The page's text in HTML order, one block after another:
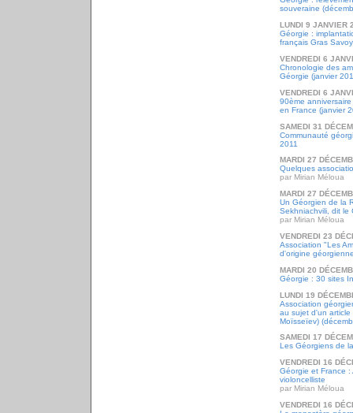
souveraine
LUNDI 9 JANVIER
Géorgie :
français Gras
VENDREDI 6
Chronologie des
Géorgie (janvier
VENDREDI 6
90ème
en France (janvier
SAMEDI 31
Communauté
2011
MARDI 27
Quelques
par Mirian Méloua
MARDI 27
Un Géorgien de la
Sekhniachvili, dit le
par Mirian Méloua
VENDREDI 23
Association "Les
d'origine
MARDI 20
Géorgie : 30 sites
LUNDI 19
Association
au sujet d'un
Moïsseïev)
SAMEDI 17
Les Géorgiens de
VENDREDI 16
Géorgie et France :
violoncelliste
par Mirian Méloua
VENDREDI 16